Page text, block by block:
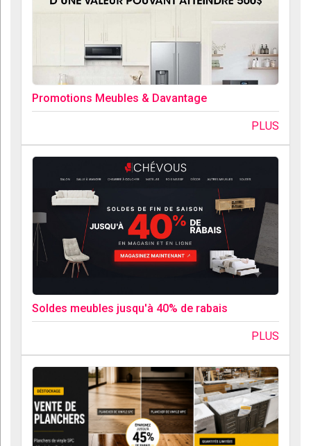
Promotions Meubles & Davantage
PLUS
Soldes meubles jusqu'à 40% de rabais
PLUS